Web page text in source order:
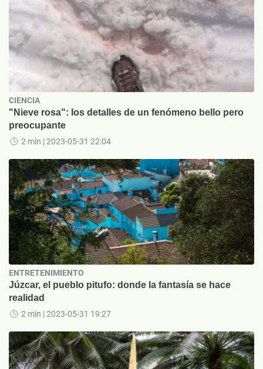
CIENCIA
"Nieve rosa": los detalles de un fenómeno bello pero
preocupante
2 min | 2023-05-31 22:04
ENTRETENIMIENTO
Júzcar, el pueblo pitufo: donde la fantasía se hace
realidad
2 min | 2023-05-31 19:27